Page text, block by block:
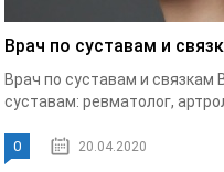
Врач по суставам и
Врач по суставам и связкам
суставам: ревматолог,
0 20.04.2020